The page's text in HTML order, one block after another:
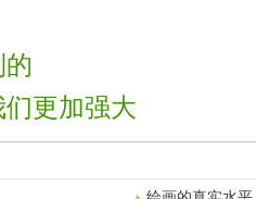
更加强大